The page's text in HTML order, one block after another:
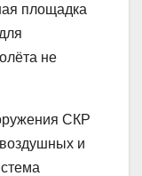
площадка
не
СКР
и